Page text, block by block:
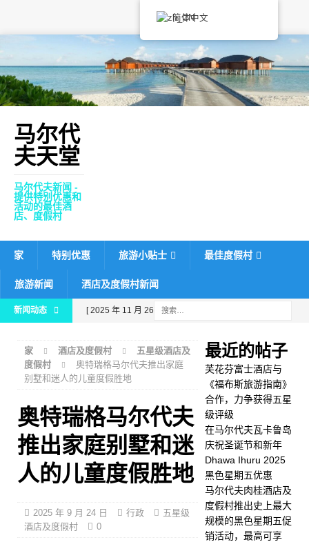
马尔代
夫天堂
马尔代夫新闻 -
提供特别优惠和
活动的最佳酒
店、度假村
家 特别优惠 旅游小贴士 最佳度假村
旅游新闻 酒店及度假村新闻
新闻动态 [ 2025 年 11 月 26 日 ] 芙
游指南》合作，力争获得五
星级评级
度假村
[ 2025 年 11 月 24 日 ] 在
马尔代夫瓦卡鲁岛庆祝圣诞
节和新年 五星级酒店及
[ 2025 年 11 月 21 日 ]
家 酒店及度假村
五星级酒店及
度假村
奥特瑞格马尔代夫推出家庭
别墅和迷人的儿童度假胜地
奥特瑞格马尔代夫
推出家庭别墅和迷
人的儿童度假胜地
2025 年 9 月 24 日 行政
五星级
酒店及度假村
0
最近的帖子
芙花芬富士酒店与
《福布斯旅游指南》
合作，力争获得五星
级评级
在马尔代夫瓦卡鲁岛
庆祝圣诞节和新年
Dhawa Ihuru 2025
黑色星期五优惠
马尔代夫肉桂酒店及
度假村推出史上最大
规模的黑色星期五促
销活动，最高可享
简体中文